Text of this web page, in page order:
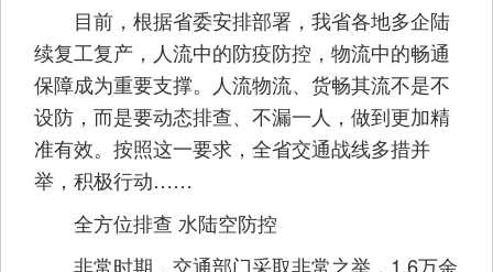
目前，根据省委安排部署，我省各地多企陆
续复工复产，人流中的防疫防控，物流中的畅通
保障成为重要支撑。人流物流、货畅其流不是不
设防，而是要动态排查、不漏一人，做到更加精
准有效。按照这一要求，全省交通战线多措并
举，积极行动……
全方位排查 水陆空防控
非常时期，交通部门采取非常之举，1.6万余